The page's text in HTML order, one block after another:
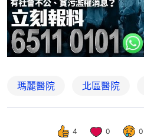
瑪麗醫院 北區醫院
4 0 0